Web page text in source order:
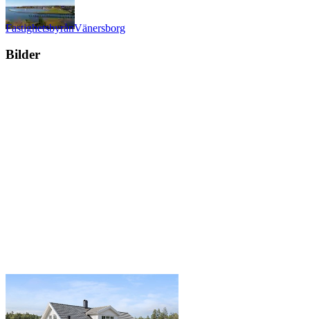
FastighetsbyrånVänersborg
Bilder